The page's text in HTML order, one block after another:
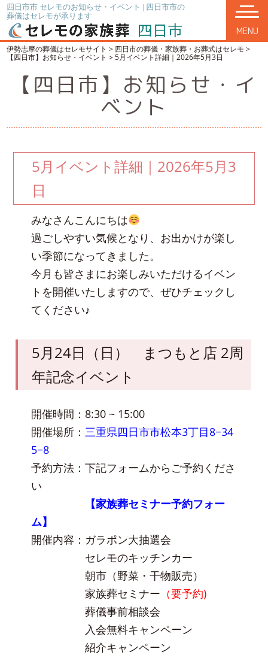
四日市市 セレモのお知らせ・イベント | 四日市市の
葬儀はセレモが承ります
MENU
伊勢志摩の葬儀はセレモサイト > 四日市の葬儀・家族葬・お葬式はセレモ >
【四日市】お知らせ・イベント >5月イベント詳細｜2026年5月3日
【四日市】お知らせ・イ
ベント
5月イベント詳細｜2026年5月3
日
みなさんこんにちは
過ごしやすい気候となり、お出かけが楽し
い季節になってきました。
今月も皆さまにお楽しみいただけるイベン
トを開催いたしますので、ぜひチェックし
てください♪
5月24日（日） まつもと店 2周
年記念イベント
開催時間：8:30 ~ 15:00
開催場所： 三重県四日市市松本3丁目8−34
5−8
予約方法：下記フォームからご予約くださ
い
【家族葬セミナー予約フォー
ム】
開催内容：ガラポン大抽選会
セレモのキッチンカー
朝市（野菜・干物販売）
家族葬セミナー （要予約)
葬儀事前相談会
入会無料キャンペーン
紹介キャンペーン